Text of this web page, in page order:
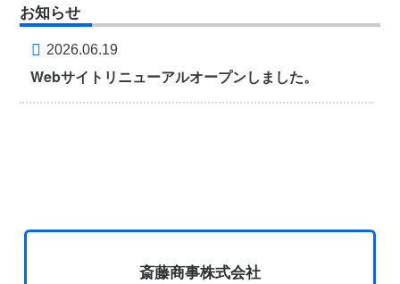
お知らせ
2026.06.19
Webサイトリニューアルオープンしました。
斎藤商事株式会社